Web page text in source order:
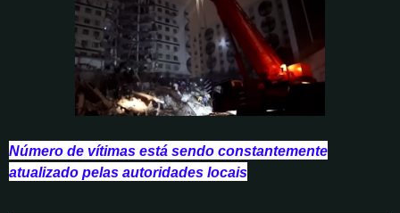
Número de vítimas está sendo constantemente
atualizado pelas autoridades locais